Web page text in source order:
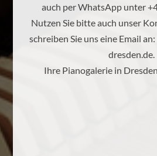
auch per WhatsApp unter
Nutzen Sie bitte auch unser
schreiben Sie uns eine Email an:
dresden.de.
Ihre Pianogalerie in